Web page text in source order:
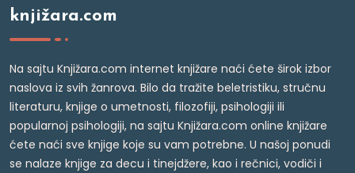
knjižara.com
Na sajtu Knjižara.com internet knjižare naći ćete širok izbor
naslova iz svih žanrova. Bilo da tražite beletristiku, stručnu
literaturu, knjige o umetnosti, filozofiji, psihologiji ili
popularnoj psihologiji, na sajtu Knjižara.com online knjižare
ćete naći sve knjige koje su vam potrebne. U našoj ponudi
se nalaze knjige za decu i tinejdžere, kao i rečnici, vodiči i